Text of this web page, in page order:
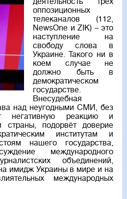
оппозиционных
телеканалов (112,
NewsOne и ZIK) – это
наступление на
свободу слова в
Украине. Такого ни в
коем случае не
должно быть в
демократическом
государстве.
Внесудебная
над неугодными СМИ, без
негативную реакцию и
страны, подорвёт доверие
институтам и
нашего государства,
международного
объединений,
имидж Украины в мире и на
международных